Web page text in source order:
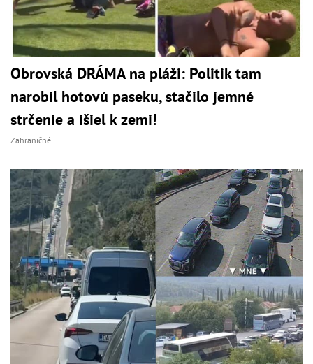
Obrovská DRÁMA na pláži: Politik tam
narobil hotovú paseku, stačilo jemné
strčenie a išiel k zemi!
Zahraničné